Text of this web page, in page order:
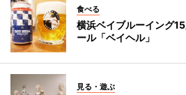
食べる
横浜ベイブルーイング
ール「ベイヘル」
見る・遊ぶ